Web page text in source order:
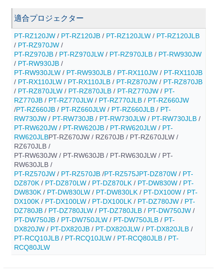
適合プロジェクター
PT-RZ120JW / PT-RZ120JB / PT-RZ120JLW / PT-RZ120JLB
/ PT-RZ970JW /
PT-RZ970JB / PT-RZ970JLW / PT-RZ970JLB / PT-RW930JW
/ PT-RW930JB /
PT-RW930JLW / PT-RW930JLB / PT-RX110JW / PT-RX110JB
/ PT-RX110JLW / PT-RX110JLB / PT-RZ870JW / PT-RZ870JB
/ PT-RZ870JLW / PT-RZ870JLB / PT-RZ770JW / PT-
RZ770JB / PT-RZ770JLW / PT-RZ770JLB / PT-RZ660JW
/PT-RZ660JB / PT-RZ660JLW / PT-RZ660JLB / PT-
RW730JW / PT-RW730JB / PT-RW730JLW / PT-RW730JLB /
PT-RW620JW / PT-RW620JB / PT-RW620JLW / PT-
RW620JLBPT-RZ670JW / RZ670JB / PT-RZ670JLW /
RZ670JLB /
PT-RW630JW / PT-RW630JB / PT-RW630JLW / PT-
RW630JLB /
PT-RZ570JW / PT-RZ570JB /PT-RZ575JPT-DZ870W / PT-
DZ870K / PT-DZ870LW / PT-DZ870LK / PT-DW830W / PT-
DW830K / PT-DW830LW / PT-DW830LK / PT-DX100W / PT-
DX100K / PT-DX100LW / PT-DX100LK / PT-DZ780JW / PT-
DZ780JB / PT-DZ780JLW / PT-DZ780JLB / PT-DW750JW /
PT-DW750JB / PT-DW750JLW / PT-DW750JLB / PT-
DX820JW / PT-DX820JB / PT-DX820JLW / PT-DX820JLB /
PT-RCQ10JLB / PT-RCQ10JLW / PT-RCQ80JLB / PT-
RCQ80JLW